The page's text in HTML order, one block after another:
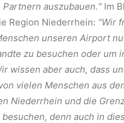
auszubauen.“ Im
Region Niederrhein: “Wir
unseren Airport
zu besuchen oder um
wissen aber auch, dass
vielen Menschen aus
Niederrhein und die
denn auch in